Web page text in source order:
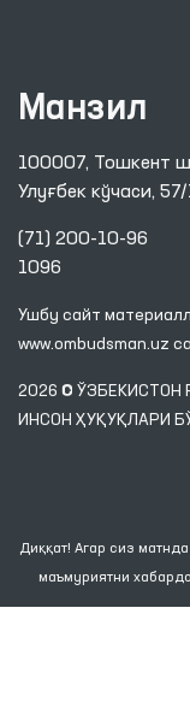
Манзил
100007, Тошкент
Улуғбек кўчаси,
(71) 200-10-96
1096
Ушбу сайт
www.ombudsman.uz
2026 © ЎЗБЕКИСТОН
ИНСОН ҲУҚУҚЛАРИ
Диққат! Агар сиз
маъмуриятни